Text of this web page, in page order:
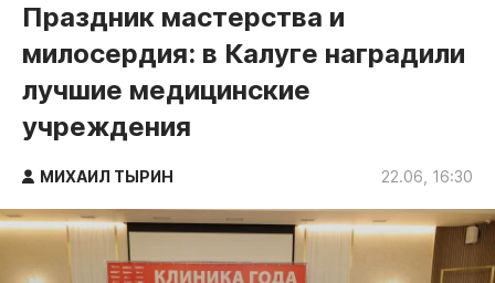
Новости компаний
Статьи
Народные новости
Авто и транспорт
Благоустройство
Культура
Недвижимость и ЖКХ
Праздник мастерства и
милосердия: в Калуге наградили
лучшие медицинские
учреждения
МИХАИЛ ТЫРИН 22.06, 16:30